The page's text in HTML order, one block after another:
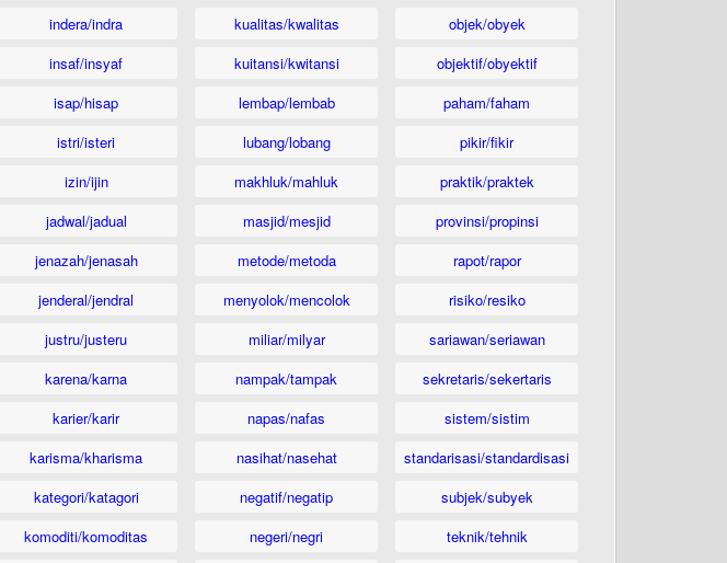
indera/indra
insaf/insyaf
isap/hisap
istri/isteri
izin/ijin
jadwal/jadual
jenazah/jenasah
jenderal/jendral
justru/justeru
karena/karna
karier/karir
karisma/kharisma
kategori/katagori
komoditi/komoditas
kualitas/kwalitas
kuitansi/kwitansi
lembap/lembab
lubang/lobang
makhluk/mahluk
masjid/mesjid
metode/metoda
menyolok/mencolok
miliar/milyar
nampak/tampak
napas/nafas
nasihat/nasehat
negatif/negatip
negeri/negri
objek/obyek
objektif/obyektif
paham/faham
pikir/fikir
praktik/praktek
provinsi/propinsi
rapot/rapor
risiko/resiko
sariawan/seriawan
sekretaris/sekertaris
sistem/sistim
standarisasi/standardisasi
subjek/subyek
teknik/tehnik